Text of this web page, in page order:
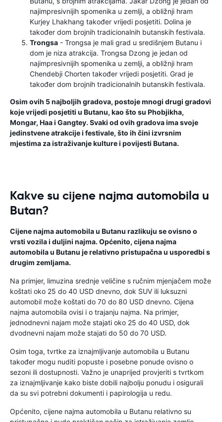
najimpresivnijih spomenika u zemlji, a obližnji hram
Kurjey Lhakhang također vrijedi posjetiti. Dolina je
također dom brojnih tradicionalnih butanskih festivala.
Trongsa - Trongsa je mali grad u središnjem Butanu i
dom je niza atrakcija. Trongsa Dzong je jedan od
najimpresivnijih spomenika u zemlji, a obližnji hram
Chendebji Chorten također vrijedi posjetiti. Grad je
također dom brojnih tradicionalnih butanskih festivala.
Osim ovih 5 najboljih gradova, postoje mnogi drugi gradovi
koje vrijedi posjetiti u Butanu, kao što su Phobjikha,
Mongar, Haa i Gangtey. Svaki od ovih gradova ima svoje
jedinstvene atrakcije i festivale, što ih čini izvrsnim
mjestima za istraživanje kulture i povijesti Butana.
Kakve su cijene najma automobila u
Butan?
Cijene najma automobila u Butanu razlikuju se ovisno o
vrsti vozila i duljini najma. Općenito, cijena najma
automobila u Butanu je relativno pristupačna u usporedbi s
drugim zemljama.
Na primjer, limuzina srednje veličine s ručnim mjenjačem može
koštati oko 25 do 40 USD dnevno, dok SUV ili luksuzni
automobil može koštati do 70 do 80 USD dnevno. Cijena
najma automobila ovisi i o trajanju najma. Na primjer,
jednodnevni najam može stajati oko 25 do 40 USD, dok
dvodnevni najam može stajati do 50 do 70 USD.
Osim toga, tvrtke za iznajmljivanje automobila u Butanu
također mogu nuditi popuste i posebne ponude ovisno o
sezoni ili dostupnosti. Važno je unaprijed provjeriti s tvrtkom
za iznajmljivanje kako biste dobili najbolju ponudu i osigurali
da su svi potrebni dokumenti i papirologija u redu.
Općenito, cijene najma automobila u Butanu relativno su